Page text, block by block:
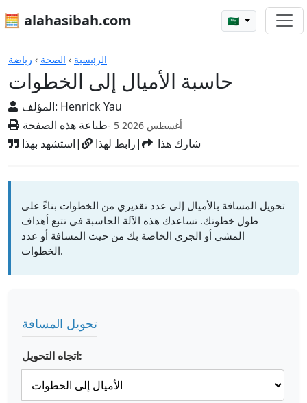
🧮 alahasibah.com 🇸🇦
الرئيسية › الصحة › رياضة
حاسبة الأميال إلى الخطوات
المؤلف: Henrick Yau
طباعة هذه الصفحة
- 5 أغسطس 2026
استشهد بهذا| رابط لهذا| شارك هذا
الآلات الحاسبة
تحويل المسافة بالأميال إلى عدد تقديري من الخطوات بناءً على
طول خطوتك. تساعدك هذه الآلة الحاسبة في تتبع أهداف
المشي أو الجري الخاصة بك من حيث المسافة أو عدد
الخطوات.
تحويل المسافة
اتجاه التحويل: